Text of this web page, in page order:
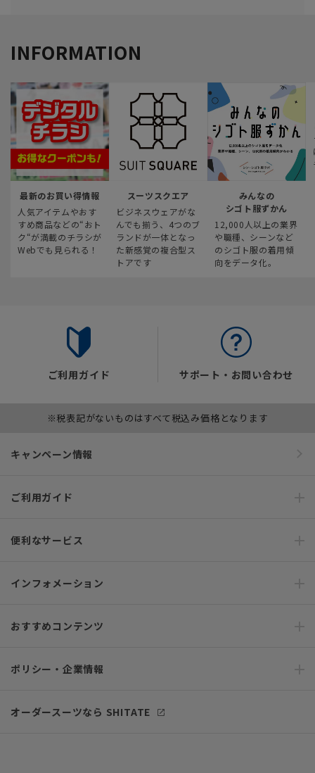
INFORMATION
最新のお買い得情報
人気アイテムやおす
すめ商品などの“おト
ク“が満載のチラシが
Webでも見られる！
スーツスクエア
ビジネスウェアがな
んでも揃う、4つのブ
ランドが一体となっ
た新感覚の複合型ス
トアです
みんなの
シゴト服ずかん
12,000人以上の業界
や職種、シーンなど
のシゴト服の着用傾
向をデータ化。
ご利用ガイド サポート・お問い合わせ
※税表記がないものはすべて税込み価格となります
キャンペーン情報
ご利用ガイド
便利なサービス
インフォメーション
おすすめコンテンツ
ポリシー・企業情報
オーダースーツなら SHITATE